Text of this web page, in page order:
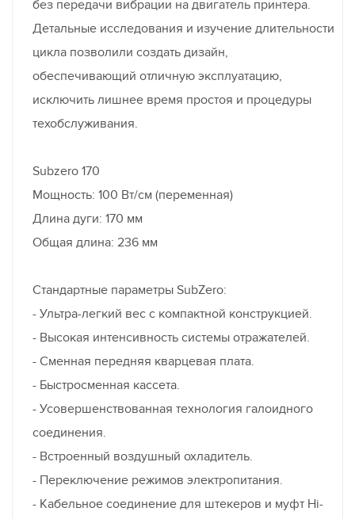
без передачи вибрации на двигатель принтера.
Детальные исследования и изучение длительности
цикла позволили создать дизайн,
обеспечивающий отличную эксплуатацию,
исключить лишнее время простоя и процедуры
техобслуживания.
Subzero 170
Мощность: 100 Вт/см (переменная)
Длина дуги: 170 мм
Общая длина: 236 мм
Стандартные параметры SubZero:
- Ультра-легкий вес с компактной конструкцией.
- Высокая интенсивность системы отражателей.
- Сменная передняя кварцевая плата.
- Быстросменная кассета.
- Усовершенствованная технология галоидного
соединения.
- Встроенный воздушный охладитель.
- Переключение режимов электропитания.
- Кабельное соединение для штекеров и муфт Hi-